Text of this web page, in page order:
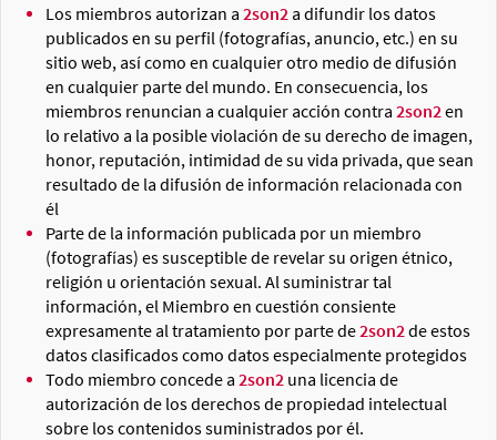
Los miembros autorizan a 2son2 a difundir los datos
publicados en su perfil (fotografías, anuncio, etc.) en su
sitio web, así como en cualquier otro medio de difusión
en cualquier parte del mundo. En consecuencia, los
miembros renuncian a cualquier acción contra 2son2 en
lo relativo a la posible violación de su derecho de imagen,
honor, reputación, intimidad de su vida privada, que sean
resultado de la difusión de información relacionada con
él
Parte de la información publicada por un miembro
(fotografías) es susceptible de revelar su origen étnico,
religión u orientación sexual. Al suministrar tal
información, el Miembro en cuestión consiente
expresamente al tratamiento por parte de2son2 de estos
datos clasificados como datos especialmente protegidos
Todo miembro concede a 2son2 una licencia de
autorización de los derechos de propiedad intelectual
sobre los contenidos suministrados por él.